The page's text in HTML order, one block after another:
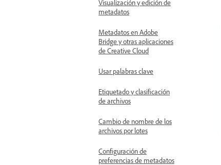
Visualización y edición de
metadatos
Metadatos en Adobe
Bridge y otras aplicaciones
de Creative Cloud
Usar palabras clave
Etiquetado y clasificación
de archivos
Cambio de nombre de los
archivos por lotes
Configuración de
preferencias de metadatos